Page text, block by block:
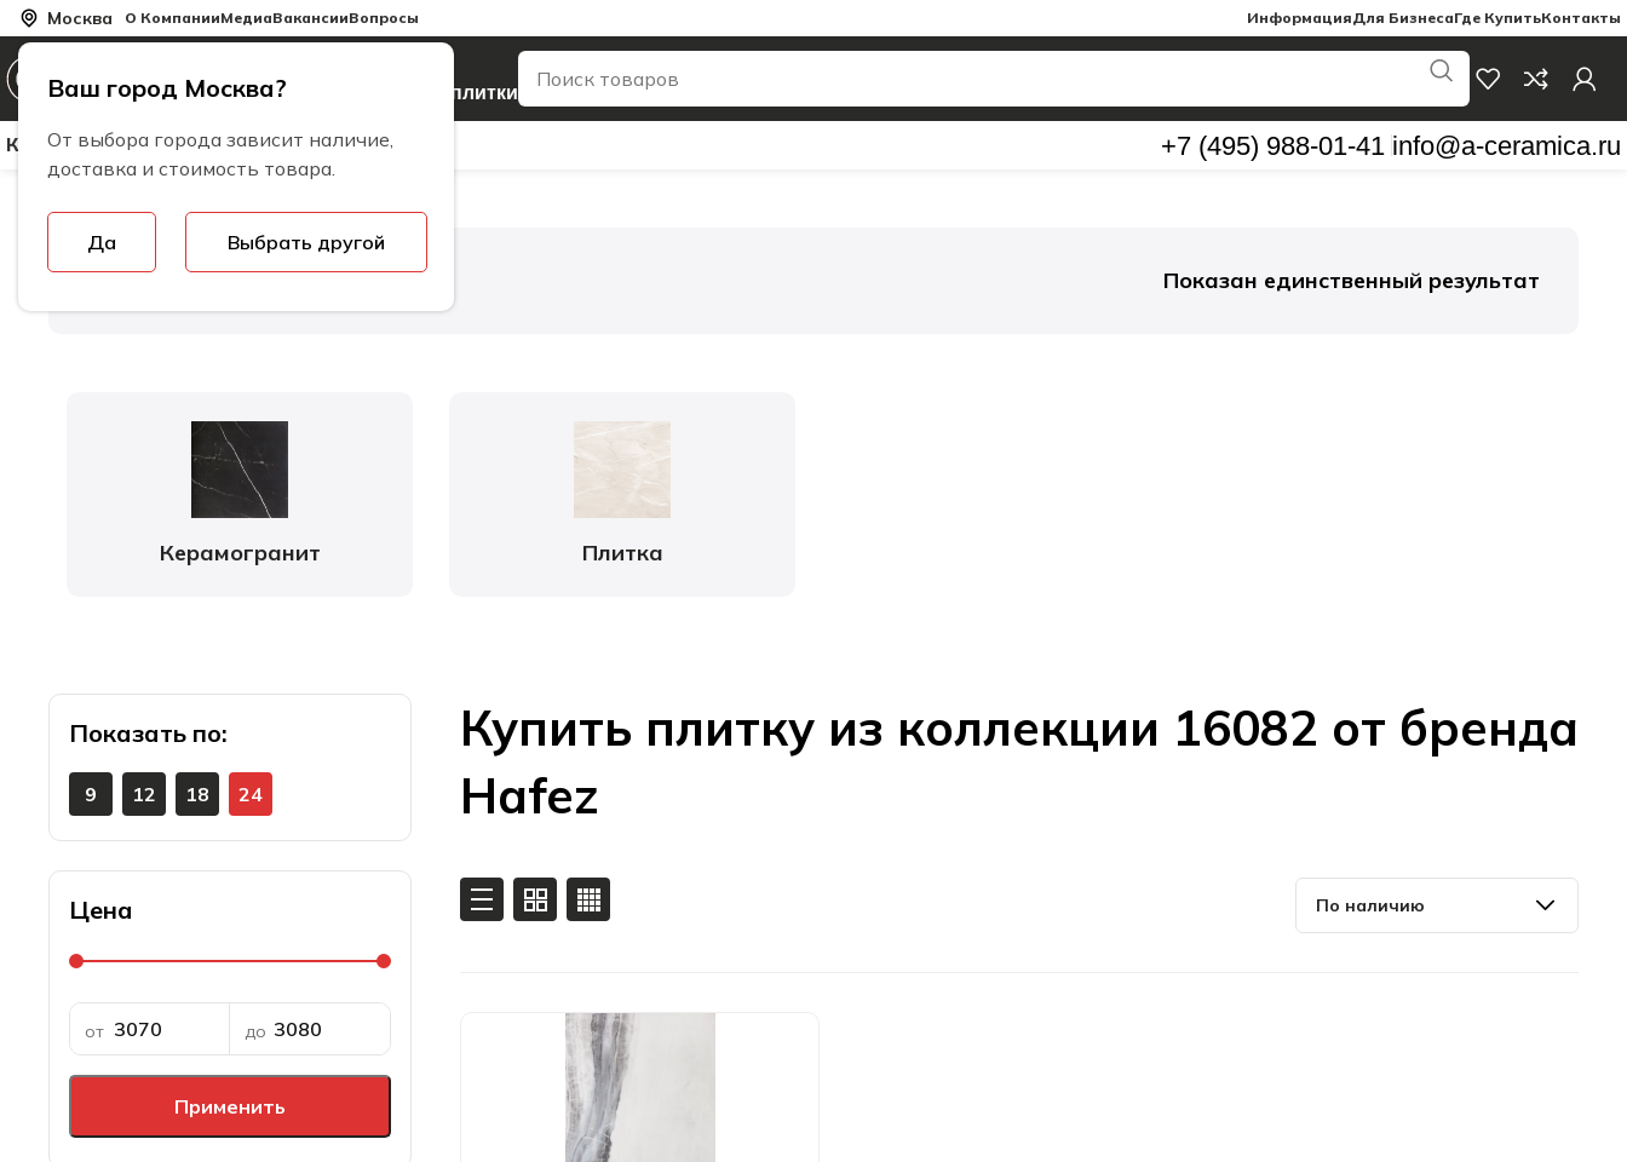
Москва
Ваш город Москва?
От выбора города зависит наличие,
доставка и стоимость товара.
Да Выбрать другой
О КомпанииМедиаВакансииВопросы ИнформацияДля БизнесаГде КупитьКонтакты
керамогранита и плитки
Керамическая ПлиткаКерамогранитБренды +7 (495) 988-01-41 info@a-ceramica.ru
Показан единственный результат
Керамогранит Плитка
Показать
9 12 18 24
Цена
от до
Применить
Купить плитку из коллекции 16082 от бренда
Hafez